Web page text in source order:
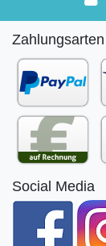
Zahlungsarten
Social Media